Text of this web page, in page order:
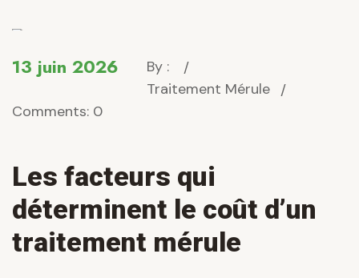
13 juin 2026
By :
Traitement Mérule
Comments: 0
Les facteurs qui
déterminent le coût d’un
traitement mérule